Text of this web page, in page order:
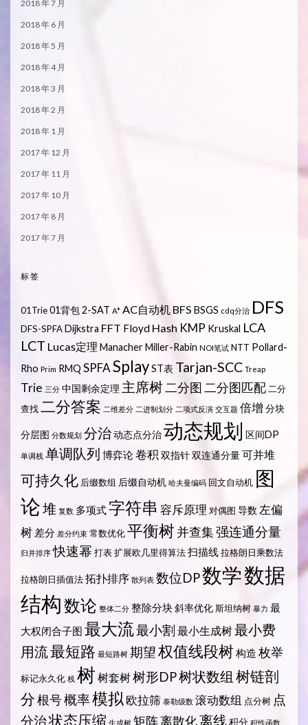
2018 年 7 月
2018 年 6 月
2018 年 5 月
2018 年 4 月
2018 年 3 月
2018 年 2 月
2018 年 1 月
2017 年 12 月
2017 年 11 月
2017 年 10 月
2017 年 8 月
2017 年 7 月
标签
01Trie01背包2-SAT A* AC自动机 BFS BSGS cdq分治 DFS
DFS-SPFADijkstra FFT Floyd Hash KMP Kruskal LCA
LCT Lucas定理 ManacherMiller-Rabin NOI笔试 NTT Pollard-
Rho Prim RMQ SPFASplayST表 Tarjan-SCC Treap
Trie 三分 中国剩余定理 主席树二分图 二分图匹配 二分
查找二分答案 二维差分 二进制划分 二项式反演 交互题 倍增 分块
分层图 分数规划 分治动态点分治动态规划 区间DP
单调栈 单调队列 博弈论卷积 双指针双连通分量可并堆
可持久化 后缀数组 后缀自动机 哈夫曼编码 回文自动机 图
论堆 复数 多项式字符串 容斥原理 对偶图 导数 左偏
树 差分 差分约束 常数优化平衡树并查集强连通分量
归并排序 快速幂 打表扩展欧几里得算法扫描线拉格朗日乘数法
拉格朗日插值法拓扑排序 散列表 数位DP数学数据
结构数论 整体二分 整除分块斜率优化斯坦纳树 暴力 最
大权闭合子图 最大流最小割 最小生成树最小费
用流最短路 最短路树 期望权值线段树构造 枚举
标记永久化 栈 树 树套树树形DP树状数组 树链剖
分根号概率模拟 欧拉筛 泰勒级数 滚动数组 点分树 点
分治状态压缩 生成树 矩阵离散化离线积分 积性函数